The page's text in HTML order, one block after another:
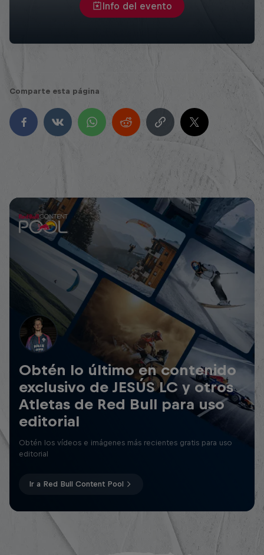
Info del evento
Comparte esta página
Obtén lo último en contenido
exclusivo de JESÚS LC y otros
Atletas de Red Bull para uso
editorial
Obtén los vídeos e imágenes más recientes gratis para uso
editorial
Ir a Red Bull Content Pool